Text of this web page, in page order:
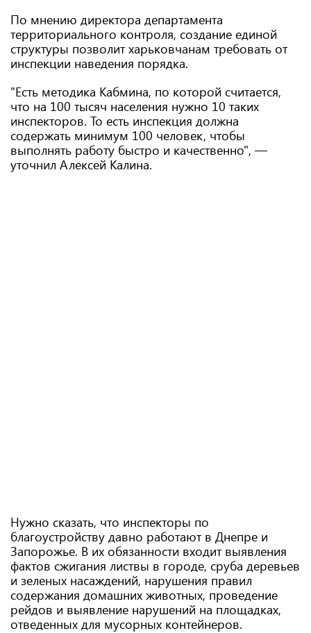
По мнению директора департамента
территориального контроля, создание единой
структуры позволит харьковчанам требовать от
инспекции наведения порядка.
"Есть методика Кабмина, по которой считается,
что на 100 тысяч населения нужно 10 таких
инспекторов. То есть инспекция должна
содержать минимум 100 человек, чтобы
выполнять работу быстро и качественно", —
уточнил Алексей Калина.
Нужно сказать, что инспекторы по
благоустройству давно работают в Днепре и
Запорожье. В их обязанности входит выявления
фактов сжигания листвы в городе, сруба деревьев
и зеленых насаждений, нарушения правил
содержания домашних животных, проведение
рейдов и выявление нарушений на площадках,
отведенных для мусорных контейнеров.